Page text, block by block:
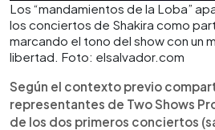
Los “mandamientos de la Loba”
los conciertos de Shakira como
marcando el tono del show con un
libertad. Foto: elsalvador.com
Según el contexto previo
representantes de Two Shows
de los dos primeros conciertos